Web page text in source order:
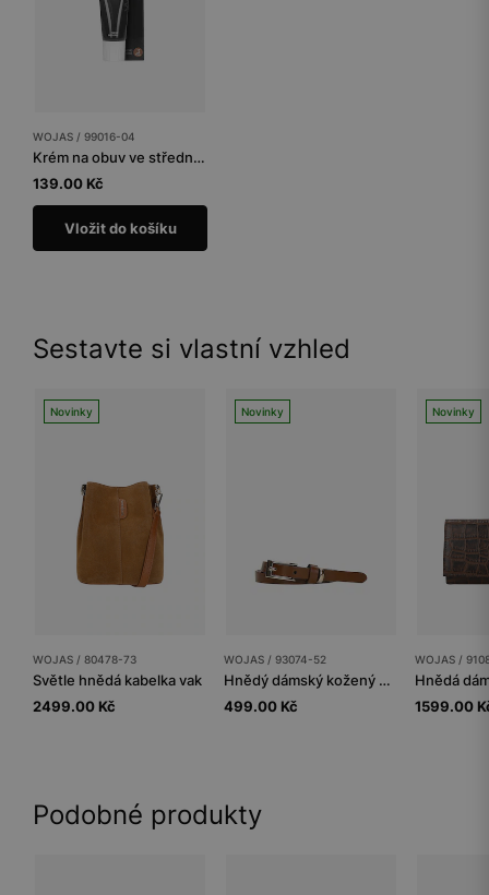
WOJAS / 99016-04
Krém na obuv ve středně hnědé barvě
139.00 Kč
Vložit do košíku
Sestavte si vlastní vzhled
Novinky
WOJAS / 80478-73
Světle hnědá kabelka vak
2499.00 Kč
Novinky
WOJAS / 93074-52
Hnědý dámský kožený opasek
499.00 Kč
Novinky
WOJAS /
1599.00
Podobné produkty